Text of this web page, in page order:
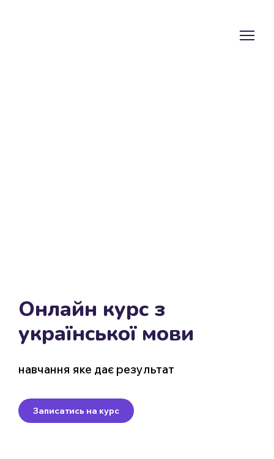
Онлайн курс з
української мови
навчання яке дає результат
Записатись на курс